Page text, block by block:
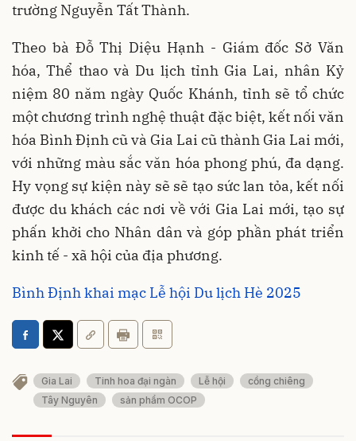
trường Nguyễn Tất Thành.
Theo bà Đỗ Thị Diệu Hạnh - Giám đốc Sở Văn
hóa, Thể thao và Du lịch tỉnh Gia Lai, nhân Kỷ
niệm 80 năm ngày Quốc Khánh, tỉnh sẽ tổ chức
một chương trình nghệ thuật đặc biệt, kết nối văn
hóa Bình Định cũ và Gia Lai cũ thành Gia Lai mới,
với những màu sắc văn hóa phong phú, đa dạng.
Hy vọng sự kiện này sẽ sẽ tạo sức lan tỏa, kết nối
được du khách các nơi về với Gia Lai mới, tạo sự
phấn khởi cho Nhân dân và góp phần phát triển
kinh tế - xã hội của địa phương.
Bình Định khai mạc Lễ hội Du lịch Hè 2025
Gia Lai Tinh hoa đại ngàn Lễ hội
cồng chiêng
Tây Nguyên
sản phẩm OCOP